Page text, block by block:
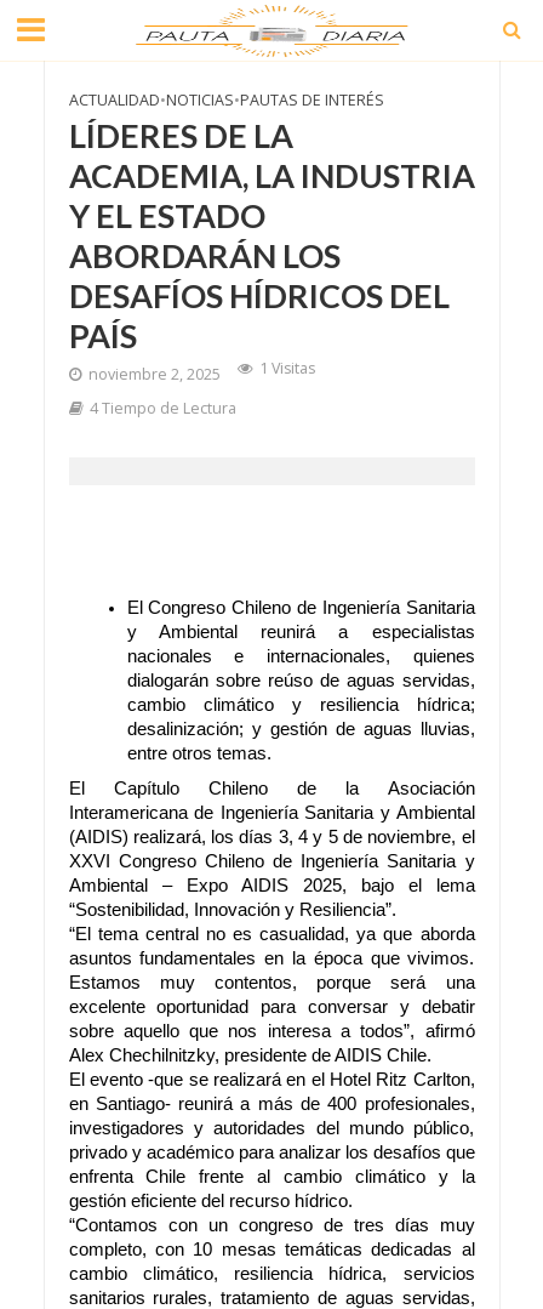
ACTUALIDAD•NOTICIAS•PAUTAS DE INTERÉS
LÍDERES DE LA
ACADEMIA, LA INDUSTRIA
Y EL ESTADO
ABORDARÁN LOS
DESAFÍOS HÍDRICOS DEL
PAÍS
noviembre 2, 2025
1 Visitas
4 Tiempo de Lectura
El Congreso Chileno de Ingeniería Sanitaria
y Ambiental reunirá a especialistas
nacionales e internacionales, quienes
dialogarán sobre reúso de aguas servidas,
cambio climático y resiliencia hídrica;
desalinización; y gestión de aguas lluvias,
entre otros temas.
El Capítulo Chileno de la Asociación
Interamericana de Ingeniería Sanitaria y Ambiental
(AIDIS) realizará, los días 3, 4 y 5 de noviembre, el
XXVI Congreso Chileno de Ingeniería Sanitaria y
Ambiental – Expo AIDIS 2025, bajo el lema
“Sostenibilidad, Innovación y Resiliencia”.
“El tema central no es casualidad, ya que aborda
asuntos fundamentales en la época que vivimos.
Estamos muy contentos, porque será una
excelente oportunidad para conversar y debatir
sobre aquello que nos interesa a todos”, afirmó
Alex Chechilnitzky, presidente de AIDIS Chile.
El evento -que se realizará en el Hotel Ritz Carlton,
en Santiago- reunirá a más de 400 profesionales,
investigadores y autoridades del mundo público,
privado y académico para analizar los desafíos que
enfrenta Chile frente al cambio climático y la
gestión eficiente del recurso hídrico.
“Contamos con un congreso de tres días muy
completo, con 10 mesas temáticas dedicadas al
cambio climático, resiliencia hídrica, servicios
sanitarios rurales, tratamiento de aguas servidas,